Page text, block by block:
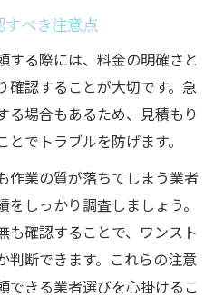
べき注意点
する際には、料金の明確さと
確認することが大切です。急
る場合もあるため、見積もり
でトラブルを防げます。
作業の質が落ちてしまう業者
しっかり調査しましょう。
も確認することで、ワンスト
判断できます。これらの注意
できる業者選びを心掛けるこ